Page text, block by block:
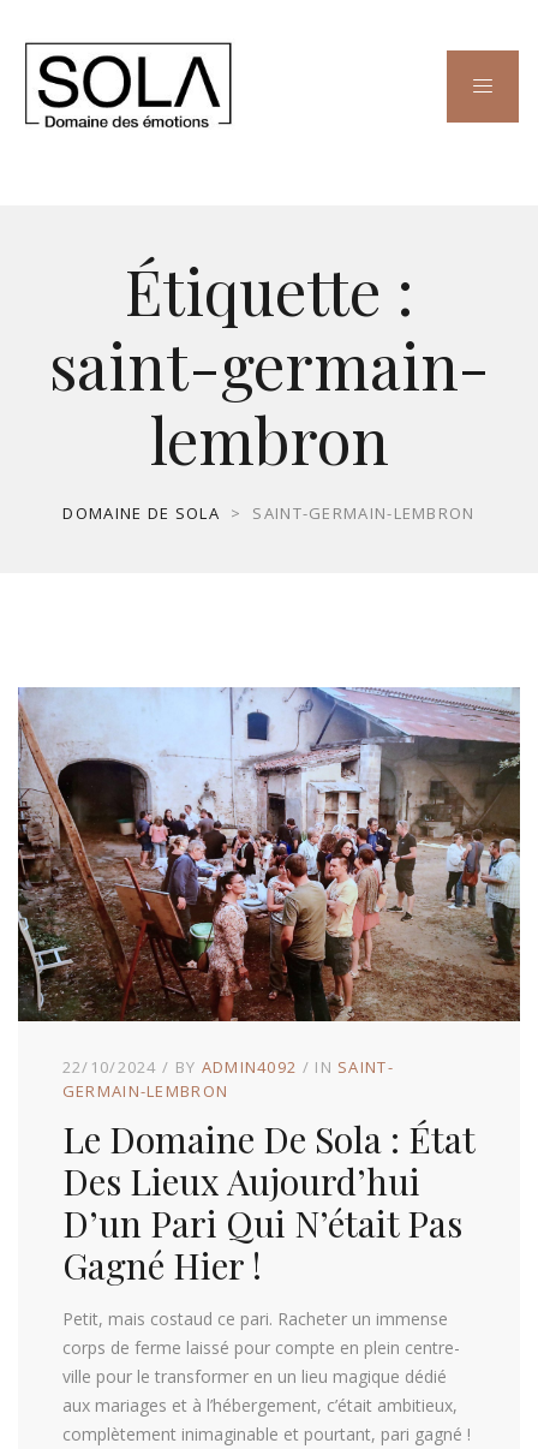
Étiquette :
saint-germain-
lembron
DOMAINE DE SOLA > SAINT-GERMAIN-LEMBRON
22/10/2024 BY ADMIN4092 IN SAINT-
GERMAIN-LEMBRON
Le Domaine De Sola : État
Des Lieux Aujourd’hui
D’un Pari Qui N’était Pas
Gagné Hier !
Petit, mais costaud ce pari. Racheter un immense
corps de ferme laissé pour compte en plein centre-
ville pour le transformer en un lieu magique dédié
aux mariages et à l’hébergement, c’était ambitieux,
complètement inimaginable et pourtant, pari gagné !